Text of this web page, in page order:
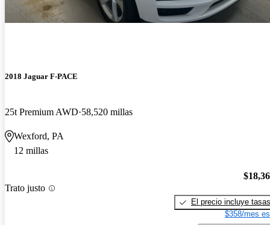
2018 Jaguar F-PACE
25t Premium AWD 58,520 millas
Wexford, PA
12 millas
Trato justo
El precio incluye tasas
$358/mes